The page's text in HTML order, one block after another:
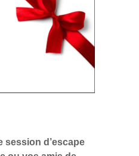
session d’escape